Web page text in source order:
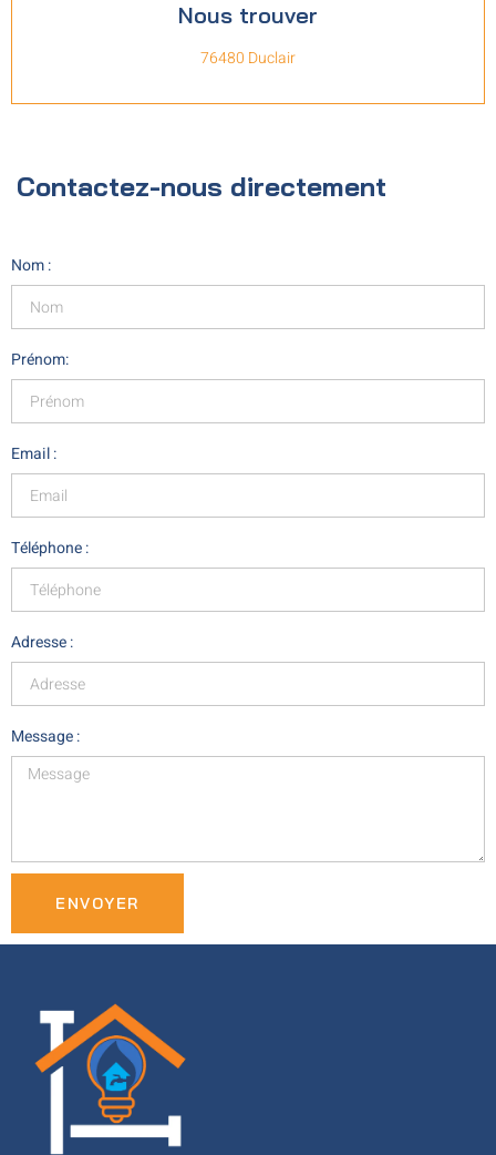
Nous trouver
76480 Duclair
Contactez-nous directement
Nom :
Prénom:
Email :
Téléphone :
Adresse :
Message :
ENVOYER